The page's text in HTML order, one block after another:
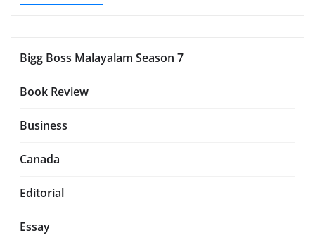
Bigg Boss Malayalam Season 7
Book Review
Business
Canada
Editorial
Essay